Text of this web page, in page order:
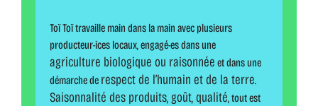
Toï Toï travaille main dans la main avec plusieurs
producteur-ices locaux, engagé-es dans une
agriculture biologique ou raisonnée et dans une
démarche de respect de l’humain et de la terre.
Saisonnalité des produits, goût, qualité, tout est